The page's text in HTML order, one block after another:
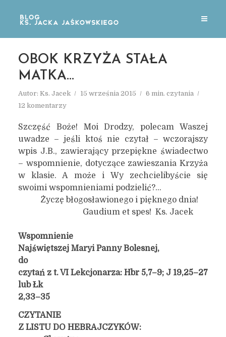
OBOK KRZYŻA STAŁA
MATKA…
Autor: Ks. Jacek 15 września 2015
6 min. czytania
12 komentarzy
Szczęść Boże! Moi Drodzy, polecam Waszej
uwadze – jeśli ktoś nie czytał – wczorajszy
wpis J.B., zawierający przepiękne świadectwo
– wspomnienie, dotyczące zawieszania Krzyża
w klasie. A może i Wy zechcielibyście się
swoimi wspomnieniami podzielić?…
Życzę błogosławionego i pięknego dnia!
Gaudium et spes! Ks. Jacek
Wspomnienie
Najświętszej Maryi Panny Bolesnej,
do
czytań z t. VI Lekcjonarza: Hbr 5,7–9; J 19,25–27
lub Łk
2,33–35
CZYTANIE
Z LISTU DO HEBRAJCZYKÓW: